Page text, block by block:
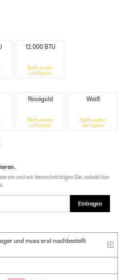
12.000 BTU
Bald wieder
verfügbar
Roségold
Bald wieder
verfügbar
Weiß
Bald wieder
verfügbar
ein und wir benachrichtigen Sie, sobald das
Eintragen
und muss erst nachbestellt